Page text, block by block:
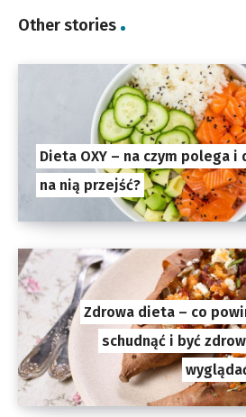
Other stories
Dieta OXY – na czym polega
na nią przejść?
Zdrowa dieta – co
schudnąć i być